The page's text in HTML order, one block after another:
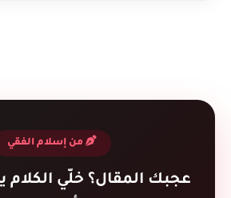
من إسلام الفقي
عجبك المقال؟ خلّي الكلام